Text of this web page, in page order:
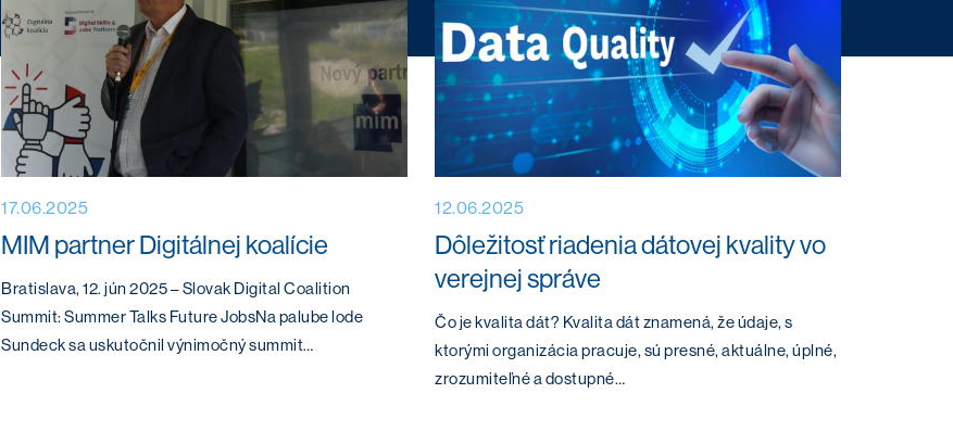
17.06.2025
MIM partner Digitálnej koalície
Bratislava, 12. jún 2025 – Slovak Digital Coalition
Summit: Summer Talks Future JobsNa palube lode
Sundeck sa uskutočnil výnimočný summit…
12.06.2025
Dôležitosť riadenia dátovej kvality vo
verejnej správe
Čo je kvalita dát? Kvalita dát znamená, že údaje, s
ktorými organizácia pracuje, sú presné, aktuálne, úplné,
zrozumiteľné a dostupné…